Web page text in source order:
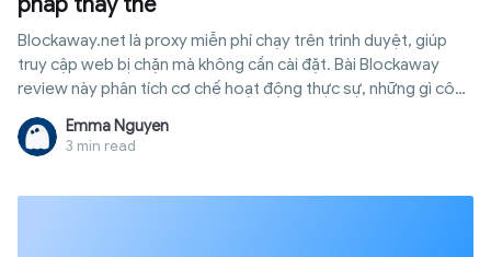
Blockaway.net là proxy miễn phí chạy trên trình duyệt, giúp
truy cập web bị chặn mà không cần cài đặt. Bài Blockaway
review này phân tích cơ chế hoạt động thực sự, những gì công
cụ này bảo vệ được và không bảo vệ được, cùng thời điểm
bạn cần một giải pháp bảo mật danh tính đúng nghĩa.
Emma Nguyen
3 min read